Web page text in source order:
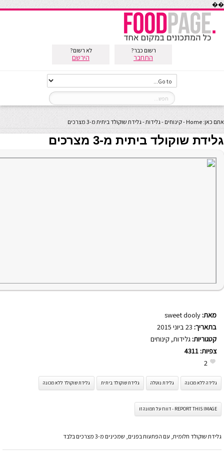
��
רשום כבר?
התחבר
לא רשום?
הירשם
אתם כאן: Home
-קינוחים -גלידות-גלידת שוקולד ביתית מ-3 מצרכים
גלידת שוקולד ביתית מ-3 מצרכים
מאת: sweet dooly
בתאריך:
קטגוריות: גלידות, קינוחים
צפיות: 4311
2
גלידה ללא מכונה גלידת נוטלה גלידת שוקולד ביתית גלידת שוקולד ללא מכונה
REPORT THIS IMAGE - דווח על תמונה זו
גלידת שוקולד חלומית, עם הפתעות בפנים, שמכינים מ-3 מצרכים בלבד